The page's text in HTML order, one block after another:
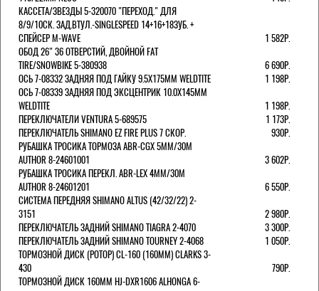
КАССЕТА/ЗВЕЗДЫ 5-320070 "ПЕРЕХОД." ДЛЯ
8/9/10СК. ЗАД.ВТУЛ.-SINGLESPEED 14+16+18ЗУБ. +
СПЕЙСЕР M-WAVE
1 582Р.
ОБОД 26" 36 ОТВЕРСТИЙ, ДВОЙНОЙ FAT
TIRE/SNOWBIKE 5-380938
6 690Р.
ОСЬ 7-08332 ЗАДНЯЯ ПОД ГАЙКУ 9.5Х175ММ WELDTITE
1 198Р.
ОСЬ 7-08339 ЗАДНЯЯ ПОД ЭКСЦЕНТРИК 10.0Х145ММ
WELDTITE
1 198Р.
ПЕРЕКЛЮЧАТЕЛИ VENTURA 5-689575
1 173Р.
ПЕРЕКЛЮЧАТЕЛЬ SHIMANO EZ FIRE PLUS 7 СКОР.
930Р.
РУБАШКА ТРОСИКА ТОРМОЗА ABR-CGX 5MM/30M
AUTHOR 8-24601001
3 602Р.
РУБАШКА ТРОСИКА ПЕРЕКЛ. ABR-LEX 4MM/30M
AUTHOR 8-24601201
6 550Р.
СИСТЕМА ПЕРЕДНЯЯ SHIMANO ALTUS (42/32/22) 2-
3151
2 980Р.
ПЕРЕКЛЮЧАТЕЛЬ ЗАДНИЙ SHIMANO TIAGRA 2-4070
3 300Р.
ПЕРЕКЛЮЧАТЕЛЬ ЗАДНИЙ SHIMANO TOURNEY 2-4068
1 050Р.
ТОРМОЗНОЙ ДИСК (РОТОР) CL-160 (160ММ) CLARKS 3-
430
790Р.
ТОРМОЗНОЙ ДИСК 160ММ HJ-DXR1606 ALHONGA 6-